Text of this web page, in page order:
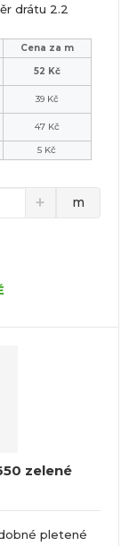
drátu 2.2
Cena za m
52 Kč
39 Kč
47 Kč
5 Kč
m
zelené
pletené